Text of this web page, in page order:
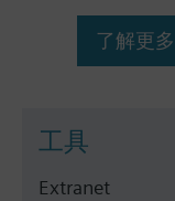
了解更多
工具
Extranet